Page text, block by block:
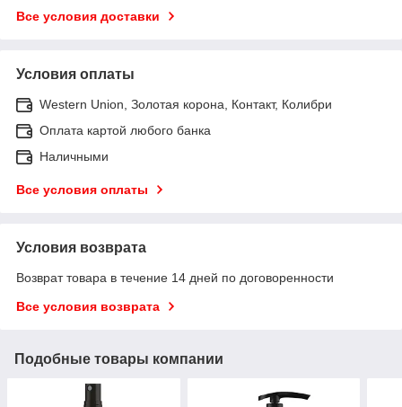
Все условия доставки
Условия оплаты
Western Union, Золотая корона, Контакт, Колибри
Оплата картой любого банка
Наличными
Все условия оплаты
Условия возврата
Возврат товара в течение 14 дней по договоренности
Все условия возврата
Подобные товары компании